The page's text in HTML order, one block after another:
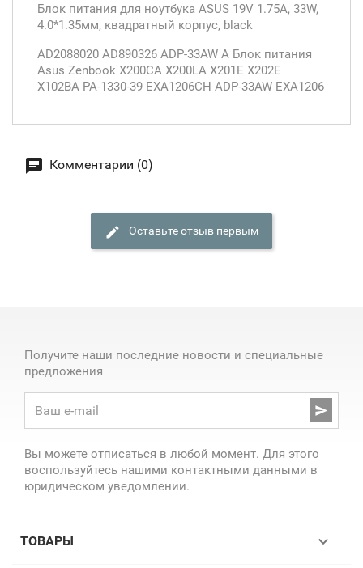
Блок питания для ноутбука ASUS 19V 1.75A, 33W,
4.0*1.35мм, квадратный корпус, black
AD2088020 AD890326 ADP-33AW A Блок питания
Asus Zenbook X200CA X200LA X201E X202E
X102BA PA-1330-39 EXA1206CH ADP-33AW EXA1206
Комментарии (0)
Оставьте отзыв первым
Получите наши последние новости и специальные
предложения

Вы можете отписаться в любой момент. Для этого
воспользуйтесь нашими контактными данными в
юридическом уведомлении.
ТОВАРЫ 